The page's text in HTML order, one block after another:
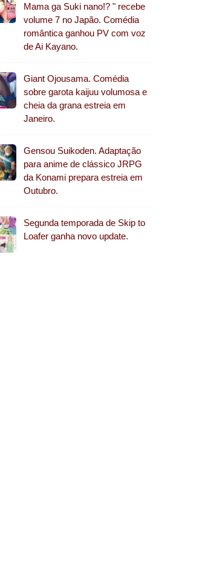
Mama ga Suki nano!? " recebe
volume 7 no Japão. Comédia
romântica ganhou PV com voz
de Ai Kayano.
Giant Ojousama. Comédia
sobre garota kaijuu volumosa e
cheia da grana estreia em
Janeiro.
Gensou Suikoden. Adaptação
para anime de clássico JRPG
da Konami prepara estreia em
Outubro.
Segunda temporada de Skip to
Loafer ganha novo update.